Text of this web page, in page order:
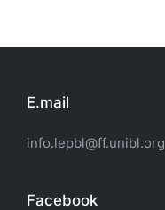
E.mail
info.lepbl@ff.unibl.org
Facebook